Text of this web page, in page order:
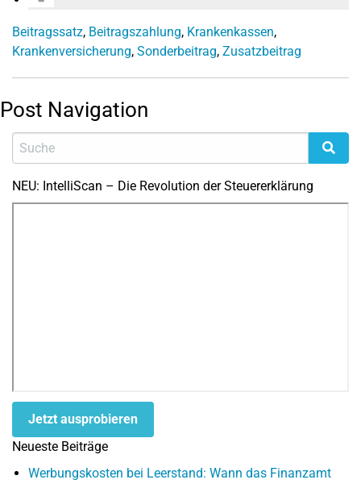
Beitragssatz, Beitragszahlung, Krankenkassen,
Krankenversicherung, Sonderbeitrag, Zusatzbeitrag
Post Navigation
NEU: IntelliScan – Die Revolution der Steuererklärung
Jetzt ausprobieren
Neueste Beiträge
Werbungskosten bei Leerstand: Wann das Finanzamt